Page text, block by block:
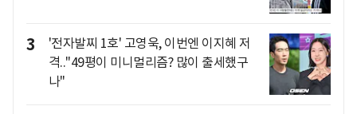
3
'전자발찌 1호' 고영욱, 이번엔 이지혜 저
격.."49평이 미니멀리즘? 많이 출세했구
나"